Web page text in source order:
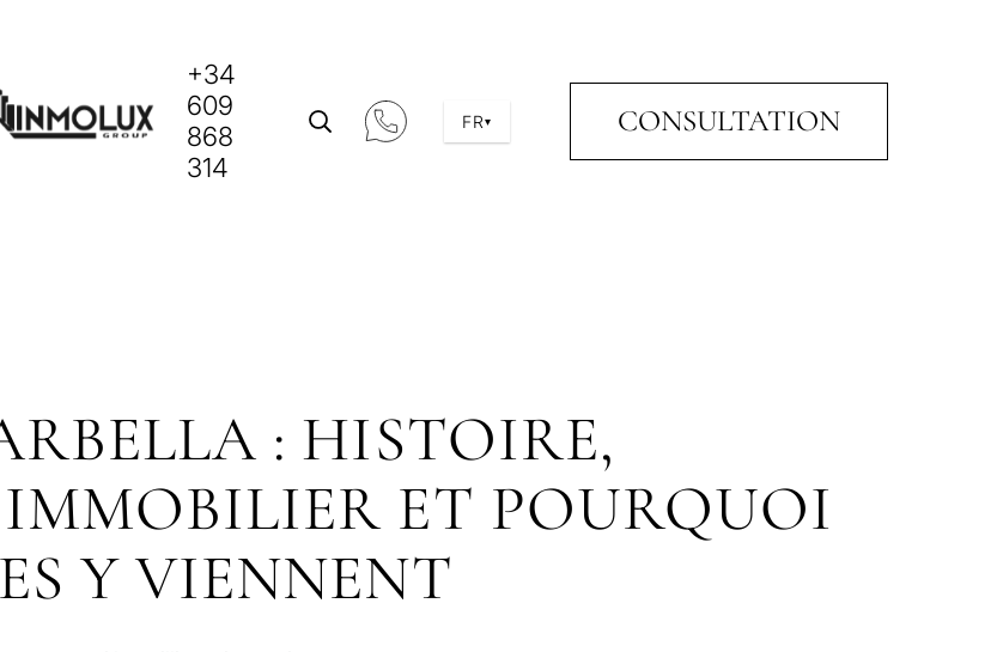
+34
609
868
314
FR▾ CONSULTATION
: HISTOIRE,
ET POURQUOI
Y VIENNENT